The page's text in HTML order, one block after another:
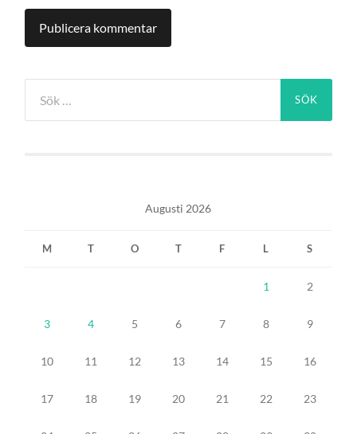
efter:
Augusti 2026
M T O T F L S
1 2
3 4 5 6 7 8 9
10 11 12 13 14 15 16
17 18 19 20 21 22 23